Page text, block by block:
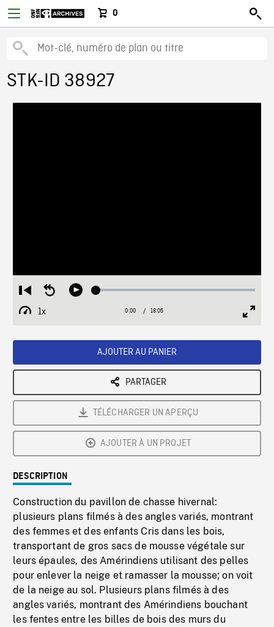
0
STK-ID 38927
Restart
from
beginning
Seek
Play Loaded:
1x
Playback
Current
0:00 / Duration
18:05
AJOUTER AU PANIER
PARTAGER
TÉLÉCHARGER UN APERÇU
AJOUTER À UN PROJET
DESCRIPTION
Construction du pavillon de chasse hivernal:
plusieurs plans filmés à des angles variés, montrant
des femmes et des enfants Cris dans les bois,
transportant de gros sacs de mousse végétale sur
leurs épaules, des Amérindiens utilisant des pelles
pour enlever la neige et ramasser la mousse; on voit
de la neige au sol. Plusieurs plans filmés à des
angles variés, montrant des Amérindiens bouchant
les fentes entre les billes de bois des murs du